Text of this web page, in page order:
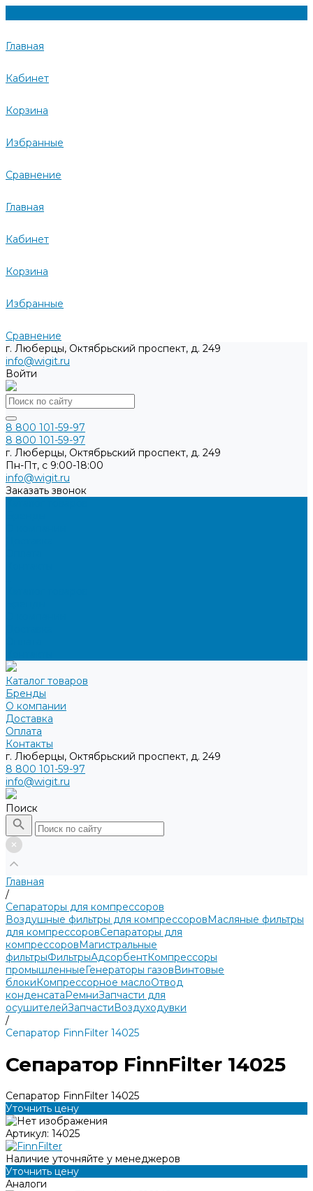
Главная
Кабинет
Корзина
Избранные
Сравнение
Главная
Кабинет
Корзина
Избранные
Сравнение
г. Люберцы, Октябрьский проспект, д. 249
info@wigit.ru
Войти
8 800 101-59-97
8 800 101-59-97
г. Люберцы, Октябрьский проспект, д. 249
Пн-Пт, с 9:00-18:00
info@wigit.ru
Заказать звонок
Каталог товаров
Бренды
О компании
Доставка
Оплата
Контакты
г. Люберцы, Октябрьский проспект, д. 249
8 800 101-59-97
info@wigit.ru
Поиск
Главная
/
Сепараторы для компрессоров
Воздушные фильтры для компрессоровМасляные фильтры
для компрессоровСепараторы для
компрессоровМагистральные
фильтрыФильтрыАдсорбентКомпрессоры
промышленныеГенераторы газовВинтовые
блокиКомпрессорное маслоОтвод
конденсатаРемниЗапчасти для
осушителейЗапчастиВоздуходувки
/
Сепаратор FinnFilter 14025
Сепаратор FinnFilter 14025
Сепаратор FinnFilter 14025
Уточнить цену
Артикул: 14025
Наличие уточняйте у менеджеров
Уточнить цену
Аналоги